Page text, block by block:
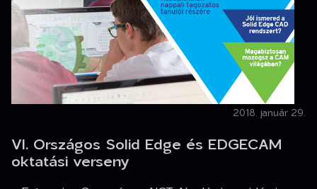
2018. január 29.
VI. Országos Solid Edge és EDGECAM
oktatási verseny